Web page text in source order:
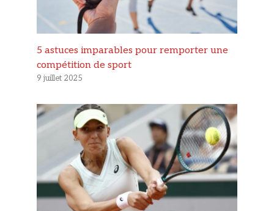
5 astuces imparables pour remporter une
compétition de sport
9 juillet 2025